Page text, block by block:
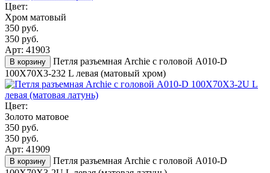
Цвет:
Хром матовый
350 руб.
350 руб.
Арт: 41903
В корзину
Петля разъемная Archie с головой A010-D
100X70X3-232 L левая (матовый хром)
Цвет:
Золото матовое
350 руб.
350 руб.
Арт: 41909
В корзину
Петля разъемная Archie с головой A010-D